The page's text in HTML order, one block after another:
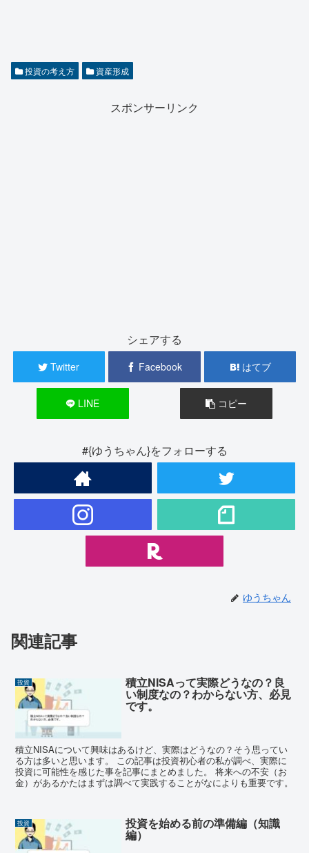
投資の考え方 資産形成
スポンサーリンク
シェアする
Twitter Facebook はてブ
LINE コピー
#{ゆうちゃん}をフォローする
ゆうちゃん
関連記事
投資 積立NISAって実際どうなの？良
い制度なの？わからない方、必見
です。
積立NISAについて興味はあるけど、実際はどうなの？そう思ってい
る方は多いと思います。 この記事は投資初心者の私が調べ、実際に
投資に可能性を感じた事を記事にまとめました。 将来への不安（お
金）があるかたはまずは調べて実践することがなによりも重要です。
投資 投資を始める前の準備編（知識
編）